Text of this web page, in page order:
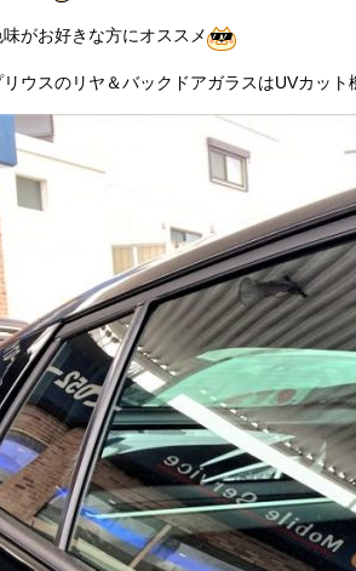
がお好きな方にオススメ
リウスのリヤ＆バックドアガラスはUVカッ